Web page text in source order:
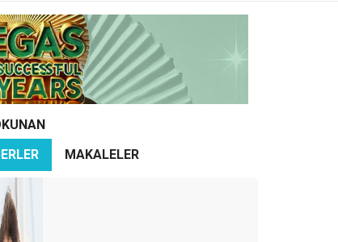
MAKALELER